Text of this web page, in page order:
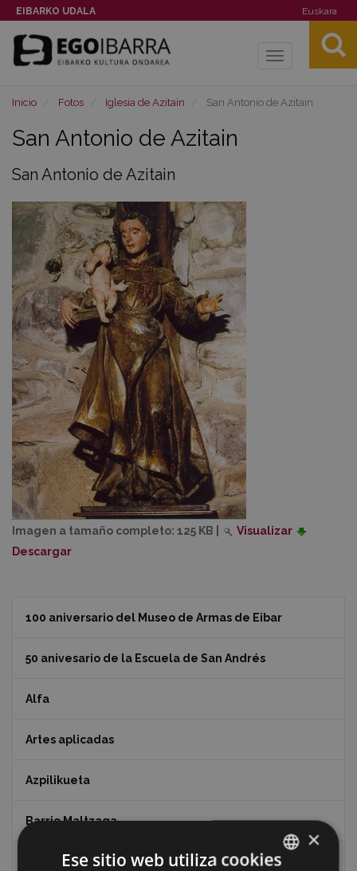
EIBARKO UDALA Euskara
Toggle
Inicio Fotos Iglesia de Azitain San Antonio de Azitain
San Antonio de Azitain
San Antonio de Azitain
Imagen a tamaño completo: 125 KB
Visualizar
Descargar
100 aniversario del Museo de Armas de Eibar
50 anivesario de la Escuela de San Andrés
Alfa
Artes aplicadas
Azpilikueta
Barrio Maltzaga
Centro de Interpretación de la Guerra Civil
×
Ese sitio web utiliza cookies